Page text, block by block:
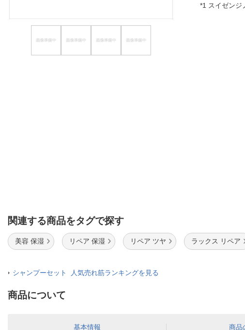
*1 スイゼン
関連する商品をタグで探す
美容 保湿 リペア 保湿 リペア ツヤ ラックス リペア
シャンプーセット 人気売れ筋ランキングを見る
商品について
基本情報 商品